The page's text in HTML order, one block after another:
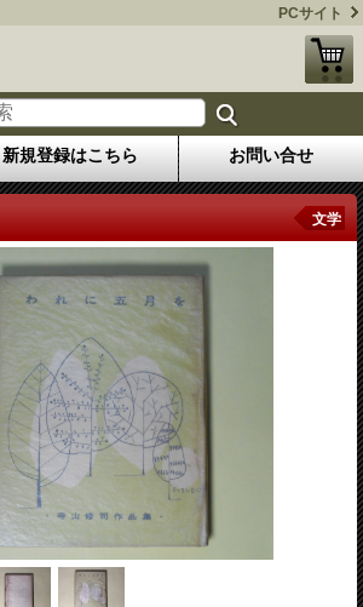
PCサイト
新規登録はこちら お問い合せ
文学